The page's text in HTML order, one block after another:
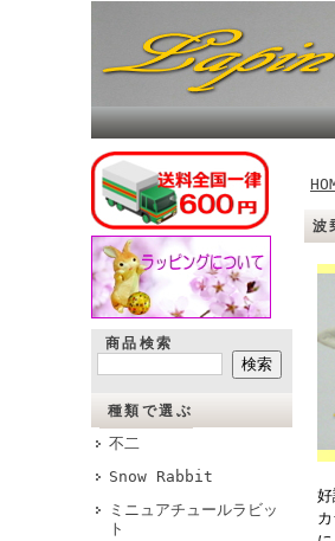
商品検索
種類で選ぶ
不二
Snow Rabbit
ミニュアチュールラビッ
ト